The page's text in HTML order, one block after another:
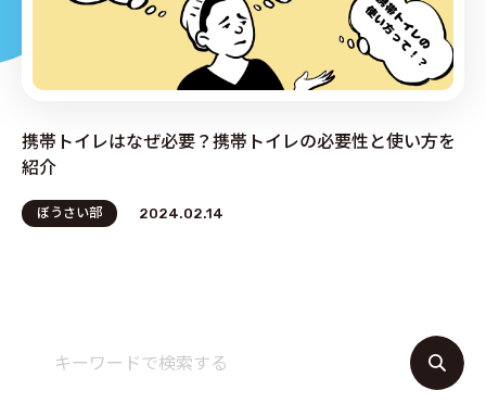
携帯トイレはなぜ必要？携帯トイレの必要性と使い方を
紹介
ぼうさい部 2024.02.14